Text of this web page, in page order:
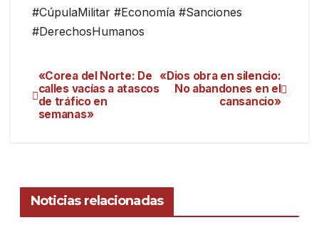
#CúpulaMilitar #Economía #Sanciones
#DerechosHumanos
«Dios obra en silencio:
No abandones en el
cansancio»
«Corea del Norte: De
calles vacías a atascos
de tráfico en
semanas»
Noticias relacionadas